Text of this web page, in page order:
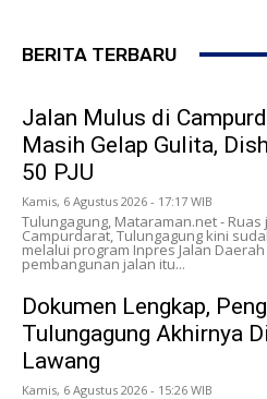
BERITA TERBARU
Jalan Mulus di
Masih Gelap Gulita,
50 PJU
Kamis, 6 Agustus 2026 - 17:17 WIB
Tulungagung, Mataraman.net -
Campurdarat, Tulungagung kini
melalui program Inpres Jalan Daerah
pembangunan jalan itu...
Dokumen Lengkap,
Tulungagung Akhirnya
Lawang
Kamis, 6 Agustus 2026 - 15:26 WIB